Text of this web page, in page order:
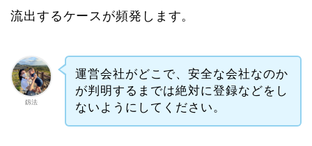
流出するケースが頻発します。
釼法
運営会社がどこで、安全な会社なのか
が判明するまでは絶対に登録などをし
ないようにしてください。